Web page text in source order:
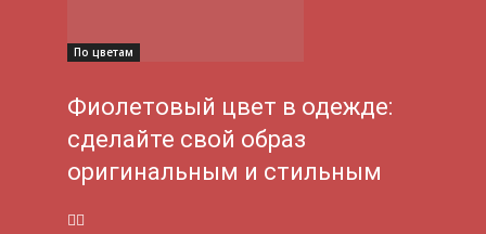
По цветам
Фиолетовый цвет в одежде:
сделайте свой образ
оригинальным и стильным